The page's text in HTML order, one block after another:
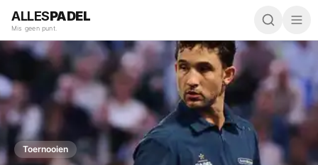
ALLESPADEL
Mis geen punt.
Toernooien